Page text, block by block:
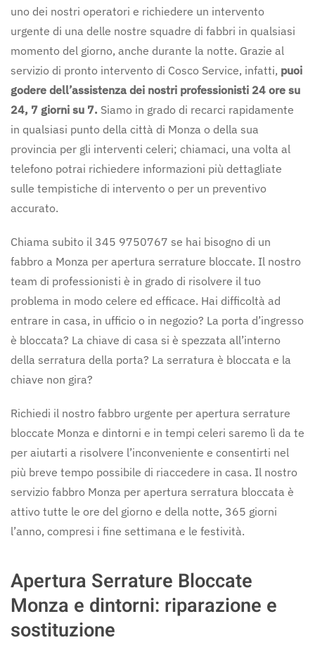
uno dei nostri operatori e richiedere un intervento
urgente di una delle nostre squadre di fabbri in qualsiasi
momento del giorno, anche durante la notte. Grazie al
servizio di pronto intervento di Cosco Service, infatti, puoi
godere dell’assistenza dei nostri professionisti 24 ore su
24, 7 giorni su 7. Siamo in grado di recarci rapidamente
in qualsiasi punto della città di Monza o della sua
provincia per gli interventi celeri; chiamaci, una volta al
telefono potrai richiedere informazioni più dettagliate
sulle tempistiche di intervento o per un preventivo
accurato.
Chiama subito il 345 9750767 se hai bisogno di un
fabbro a Monza per apertura serrature bloccate. Il nostro
team di professionisti è in grado di risolvere il tuo
problema in modo celere ed efficace. Hai difficoltà ad
entrare in casa, in ufficio o in negozio? La porta d’ingresso
è bloccata? La chiave di casa si è spezzata all’interno
della serratura della porta? La serratura è bloccata e la
chiave non gira?
Richiedi il nostro fabbro urgente per apertura serrature
bloccate Monza e dintorni e in tempi celeri saremo lì da te
per aiutarti a risolvere l’inconveniente e consentirti nel
più breve tempo possibile di riaccedere in casa. Il nostro
servizio fabbro Monza per apertura serratura bloccata è
attivo tutte le ore del giorno e della notte, 365 giorni
l’anno, compresi i fine settimana e le festività.
Apertura Serrature Bloccate
Monza e dintorni: riparazione e
sostituzione